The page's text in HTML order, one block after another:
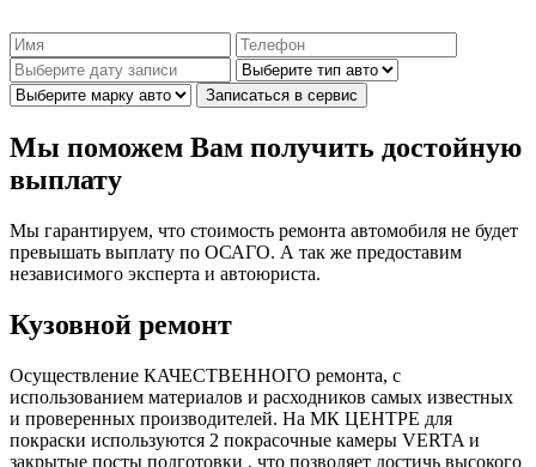
Записаться в сервис
Мы поможем Вам получить достойную
выплату
Мы гарантируем, что стоимость ремонта автомобиля не будет
превышать выплату по ОСАГО. А так же предоставим
независимого эксперта и автоюриста.
Кузовной ремонт
Осуществление КАЧЕСТВЕННОГО ремонта, с
использованием материалов и расходников самых известных
и проверенных производителей. На МК ЦЕНТРЕ для
покраски используются 2 покрасочные камеры VERTA и
закрытые посты подготовки , что позволяет достичь высокого